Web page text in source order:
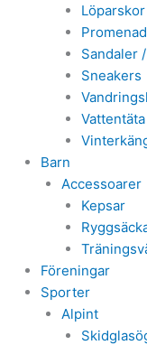
Löparskor
Sandaler
Sneakers
Vattentäta
Barn
Accessoarer
Kepsar
Föreningar
Sporter
Alpint